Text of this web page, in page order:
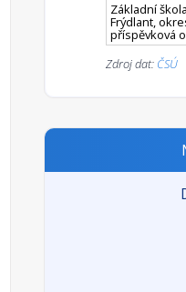
Základní
Frýdlant,
příspěvková
Zdroj dat: ČSÚ